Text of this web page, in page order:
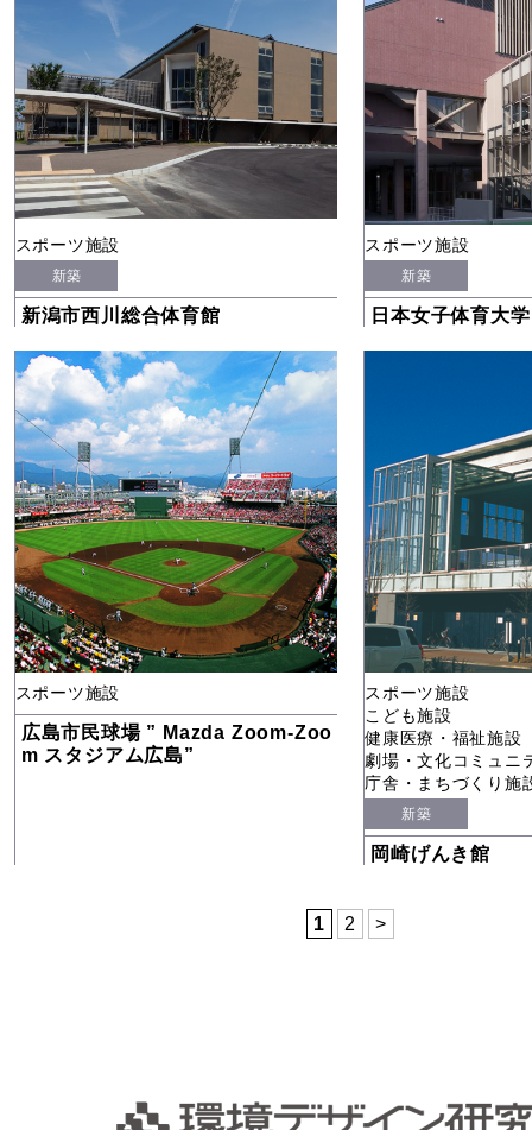
スポーツ施設
新築
新潟市西川総合体育館
スポーツ施設
新築
日本女子体育大
スポーツ施設
広島市民球場 ” Mazda Zoom-Zoo
m スタジアム広島”
スポーツ施設
こども施設
健康医療・福祉施設
劇場・文化コミュニ
庁舎・まちづくり施
新築
岡崎げんき館
1 2 >